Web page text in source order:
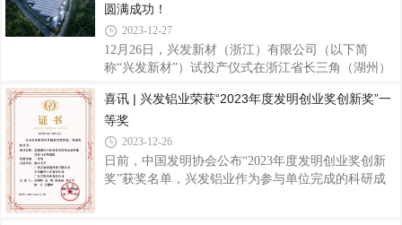
着兴发铝业全国招商中心迎来了全新开始，未来可
期！兴发铝业作为铝型材行业龙头企业，自1984年成
立以来，兴发人团结拼搏、扎实奋进，一步一个脚
印，荣获无数嘉奖，现已是“国家制造业单项冠军示
优势企业”、“国家技术创新示范企业”、“国家绿色工
厂”，入选首批广东省战略性产业集群重点
圆满成功！
2023-12-27
12月26日，兴发新材（浙江）有限公司（以下简
称“兴发新材”）试投产仪式在浙江省长三角（湖州）
党工委委员、管委会副主任赵晓光，长合区管委会投
促局局长兼贸易促进会会长叶新桥，长兴县泗安镇党
委副书记、镇长杨云强，兴发铝业集团党委书记、董
事长王立，集团领导班子、兴发新材项目团队、长合
区及兴发铝业相关部门领导等出席仪式，共同见证项
喜讯 | 兴发铝业荣获“2023年度发明创业奖创新奖”一
等奖
2023-12-26
日前，中国发明协会公布“2023年度发明创业奖创新
奖”获奖名单，兴发铝业作为参与单位完成的科研成